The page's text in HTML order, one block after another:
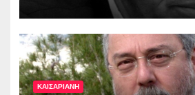
ΚΑΙΣΑΡΙΑΝΗ